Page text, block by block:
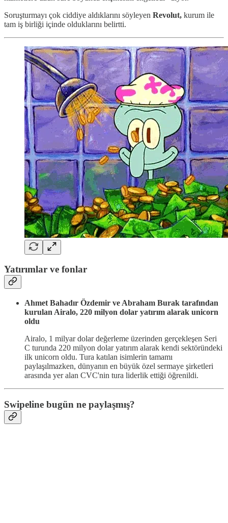
Soruşturmayı çok ciddiye aldıklarını söyleyen Revolut, kurum ile
tam iş birliği içinde olduklarını belirtti.
Yatırımlar ve fonlar
Ahmet Bahadır Özdemir ve Abraham Burak tarafından
kurulan Airalo, 220 milyon dolar yatırım alarak unicorn
oldu
Airalo, 1 milyar dolar değerleme üzerinden gerçekleşen Seri
C turunda 220 milyon dolar yatırım alarak kendi sektöründeki
ilk unicorn oldu. Tura katılan isimlerin tamamı
paylaşılmazken, dünyanın en büyük özel sermaye şirketleri
arasında yer alan CVC'nin tura liderlik ettiği öğrenildi.
Swipeline bugün ne paylaşmış?